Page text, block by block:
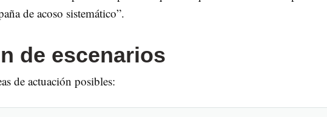
de acoso sistemático”.
de escenarios
de actuación posibles: